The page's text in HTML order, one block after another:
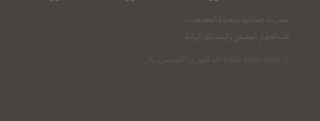
ممارسة جماعية متعددة التخصصات
طب الجهاز الهضمي والمسالك البولية